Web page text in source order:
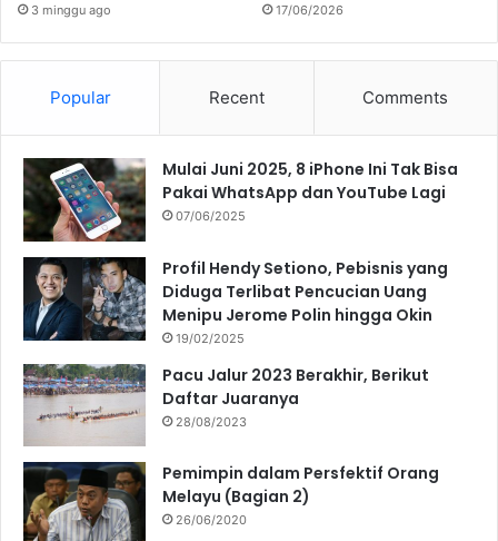
3 minggu ago 17/06/2026
Popular Recent Comments
Mulai Juni 2025, 8 iPhone Ini Tak Bisa
Pakai WhatsApp dan YouTube Lagi
07/06/2025
Profil Hendy Setiono, Pebisnis yang
Diduga Terlibat Pencucian Uang
Menipu Jerome Polin hingga Okin
19/02/2025
Pacu Jalur 2023 Berakhir, Berikut
Daftar Juaranya
28/08/2023
Pemimpin dalam Persfektif Orang
Melayu (Bagian 2)
26/06/2020